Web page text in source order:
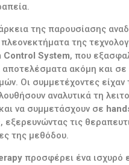
της παρουσίασης
της
Control System, που
αποτελέσματα ακόμη και σε
Οι συμμετέχοντες είχαν
αναλυτικά τη
να συμμετάσχουν σε
, εξερευνώντας τις
της μεθόδου.
προσφέρει ένα ισχυρό